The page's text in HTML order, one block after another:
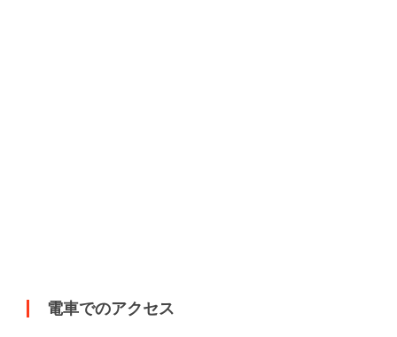
電車でのアクセス